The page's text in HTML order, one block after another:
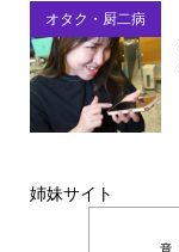
オタク・厨二病
姉妹サイト